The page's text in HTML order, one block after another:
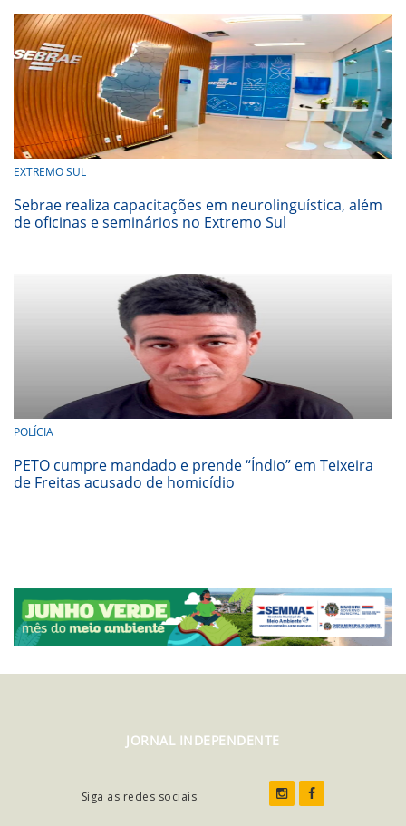
EXTREMO SUL
Sebrae realiza capacitações em neurolinguística, além
de oficinas e seminários no Extremo Sul
POLÍCIA
PETO cumpre mandado e prende “Índio” em Teixeira
de Freitas acusado de homicídio
JORNAL INDEPENDENTE
Siga as redes sociais